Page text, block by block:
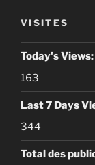
VISITES
Today's Views:
163
Last 7 Days
344
Total des